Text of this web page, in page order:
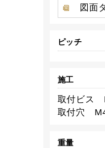
図面
ピッチ
施工
取付ビス
取付穴
重量